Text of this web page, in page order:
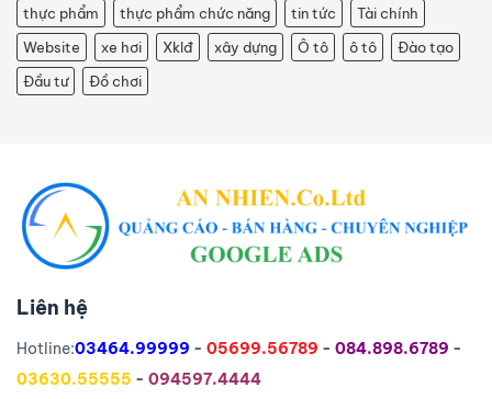
thực phẩm
thực phẩm chức năng tin tức
Tài chính
Website
xe hơi Xklđ xây dựng Ô tô ô tô
Đào tạo
Đầu tư
Đồ chơi
Liên hệ
Hotline:03464.99999 - 05699.56789 - 084.898.6789 -
03630.55555 - 094597.4444